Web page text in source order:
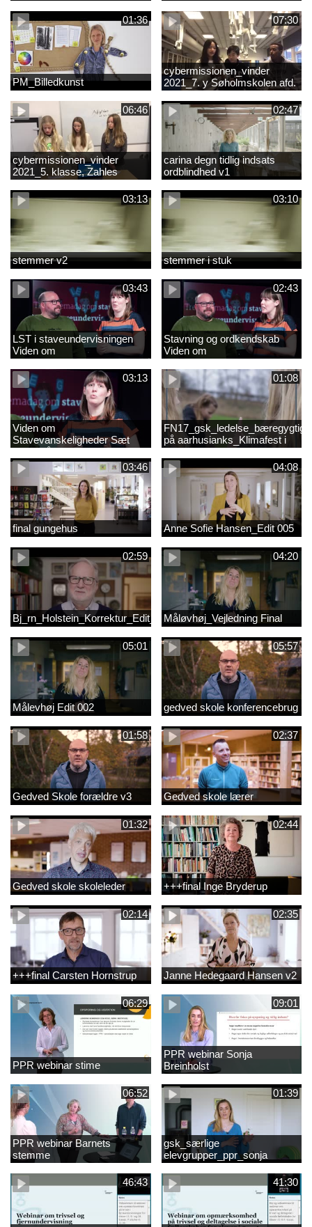
01:36
PM_Billedkunst
07:30
cybermissionen_vinder
2021_7. y Søholmskolen afd.
toftevang
06:46
cybermissionen_vinder
2021_5. klasse, Zahles
gymnasieskole.mp4
02:47
carina degn tidlig indsats
ordblindhed v1
03:13
stemmer v2
03:10
stemmer i stuk
03:43
LST i staveundervisningen
Viden om
stavevanskeligheder
02:43
Stavning og ordkendskab
Viden om
stavevanskeligheder
03:13
Viden om
Stavevanskeligheder Sæt
fokus på stavning
01:08
på aarhusianks_Klimafest i
børnehøjde
03:46
final gungehus
04:08
Anne Sofie Hansen_Edit 005
02:59 04:20
Måløvhøj_Vejledning Final
05:01
Målevhøj Edit 002
05:57
gedved skole konferencebrug
01:58
Gedved Skole forældre v3
02:37
Gedved skole lærer
01:32
Gedved skole skoleleder
02:44
+++final Inge Bryderup
02:14
+++final Carsten Hornstrup
02:35
Janne Hedegaard Hansen v2
06:29
PPR webinar stime
09:01
PPR webinar Sonja
Breinholst
06:52
PPR webinar Barnets
stemme
01:39
gsk_særlige
elevgrupper_ppr_sonja
breinholst
46:43
41:30